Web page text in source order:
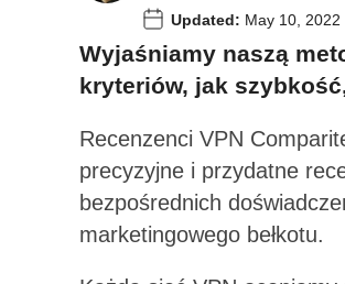
Updated: May 10, 2022
Wyjaśniamy naszą
kryteriów, jak
Recenzenci VPN
precyzyjne i przydatne
bezpośrednich
marketingowego bełkotu.